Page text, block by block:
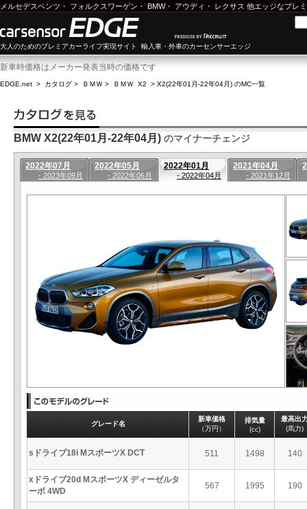
メルセデスベンツ ・ フォルクスワーゲン ・ BMW・ アウディ ・ レクサス 他エッジなプレ
大人のためのプレミアカーライフ実現サイト 輸入車・外車のカーセンサーエッジ
新車時価格はメーカー発表当時の価格です
EDGE.net > カタログ > ＢＭＷ > ＢＭＷ X2 > X2(22年01月-22年04月) のMC一覧
BMW X2(22年01月-22年04月) のマイナーチェンジ
2022年07月
- 2023年09月
2022年05月
- 2022年06月
2022年01月
- 2022年04月
2021年04月
- 2021年12月
グレード名
新車価格
（万円）
排気量
(cc)
最高出
(馬力)
sドライブ18i MスポーツX DCT 511 1498 140
xドライブ20d MスポーツX ディーゼルタ
ーボ 4WD
567 1995 190